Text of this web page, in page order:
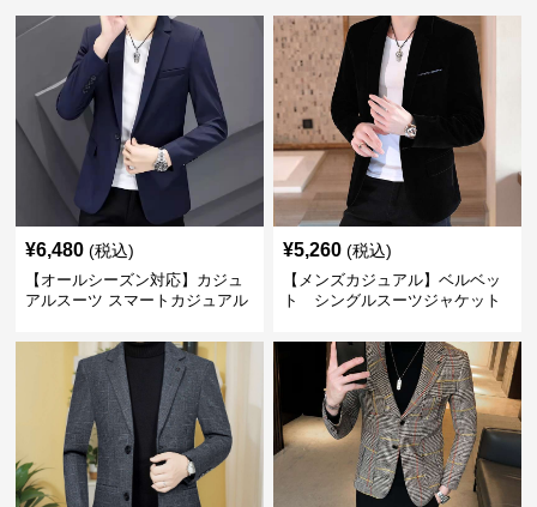
¥6,480 (税込)
【オールシーズン対応】カジュ
アルスーツ スマートカジュアル
¥5,260 (税込)
【メンズカジュアル】ベルベッ
ト シングルスーツジャケット